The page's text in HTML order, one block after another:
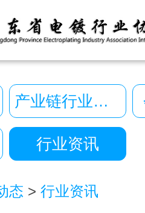
产业链行业动态
行业资讯
态 > 行业资讯
省电镀行业协会. All
10222390号
一键导航
Reserved 广东省电